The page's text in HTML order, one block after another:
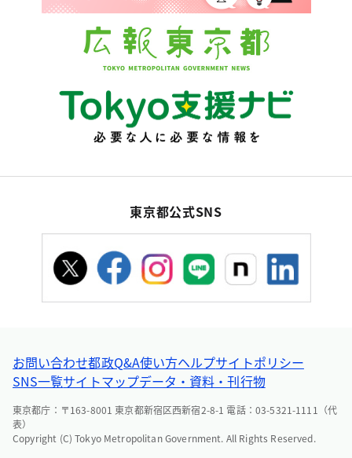
東京都公式SNS
お問い合わせ都政Q&A使い方ヘルプサイトポリシー
SNS一覧サイトマップデータ・資料・刊行物
東京都庁：〒163-8001 東京都新宿区西新宿2-8-1 電話：03-5321-1111（代
表）
Copyright (C) Tokyo Metropolitan Government. All Rights Reserved.